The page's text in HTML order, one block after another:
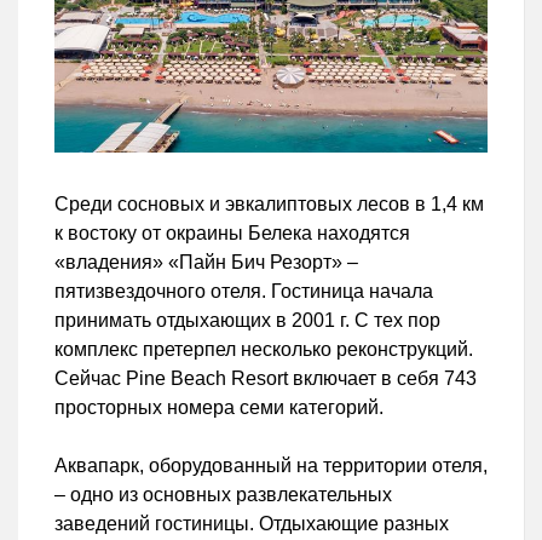
Среди сосновых и эвкалиптовых лесов в 1,4 км
к востоку от окраины Белека находятся
«владения» «Пайн Бич Резорт» –
пятизвездочного отеля. Гостиница начала
принимать отдыхающих в 2001 г. С тех пор
комплекс претерпел несколько реконструкций.
Сейчас Pine Beach Resort включает в себя 743
просторных номера семи категорий.
Аквапарк, оборудованный на территории отеля,
– одно из основных развлекательных
заведений гостиницы. Отдыхающие разных